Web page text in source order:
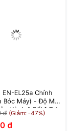
EN-EL25a Chính
Bóc Máy) - Độ Mới
Hành 1 Đổi 1 Tại
đ (Giảm: -47%)
đ